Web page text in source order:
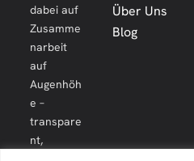
dabei auf
Zusamme
narbeit
auf
Augenhöh
e –
transpare
nt,
Über Uns
Blog